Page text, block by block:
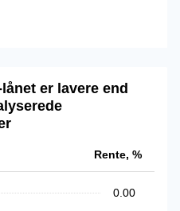
er lavere end
Rente, %
0.00